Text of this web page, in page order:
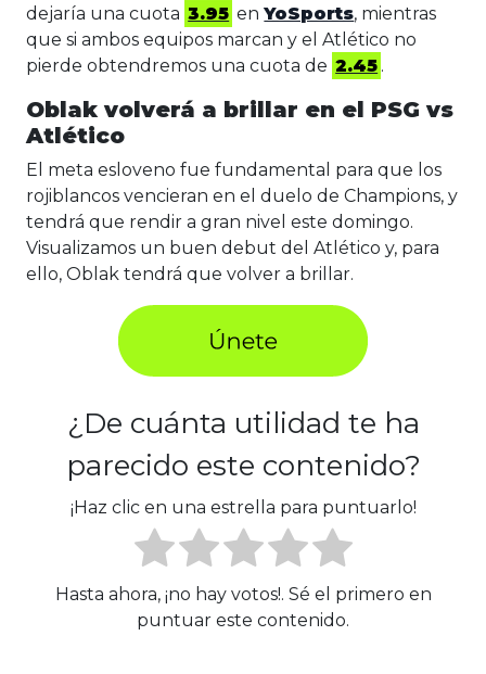
dejaría una cuota 3.95 enYoSports, mientras
que si ambos equipos marcan y el Atlético no
pierde obtendremos una cuota de 2.45 .
Oblak volverá a brillar en el PSG vs
Atlético
El meta esloveno fue fundamental para que los
rojiblancos vencieran en el duelo de Champions, y
tendrá que rendir a gran nivel este domingo.
Visualizamos un buen debut del Atlético y, para
ello, Oblak tendrá que volver a brillar.
¿De cuánta utilidad te ha
parecido este contenido?
¡Haz clic en una estrella para puntuarlo!
Hasta ahora, ¡no hay votos!. Sé el primero en
puntuar este contenido.